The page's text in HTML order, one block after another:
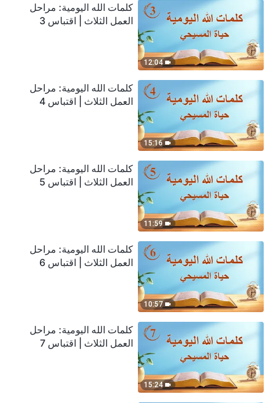
12:04
كلمات الله اليومية: مراحل
العمل الثلاث | اقتباس 3
15:16
كلمات الله اليومية: مراحل
العمل الثلاث | اقتباس 4
11:59
كلمات الله اليومية: مراحل
العمل الثلاث | اقتباس 5
10:57
كلمات الله اليومية: مراحل
العمل الثلاث | اقتباس 6
15:24
كلمات الله اليومية: مراحل
العمل الثلاث | اقتباس 7